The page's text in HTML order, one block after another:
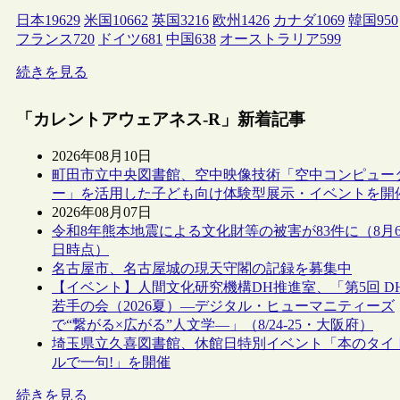
日本19629 米国 10662 英国3216 欧州 1426 カナダ1069 韓国950
フランス720 ドイツ681 中国638 オーストラリア599
続きを見る
「カレントアウェアネス-R」新着記事
2026年08月10日
町田市立中央図書館、空中映像技術「空中コンピュー
ー」を活用した子ども向け体験型展示・イベントを開
2026年08月07日
令和8年熊本地震による文化財等の被害が83件に（8月
日時点）
名古屋市、名古屋城の現天守閣の記録を募集中
【イベント】人間文化研究機構DH推進室、「第5回
若手の会（2026夏）―デジタル・ヒューマニティーズ
で“繋がる×広がる”人文学―」（8/24-25・大阪府）
埼玉県立久喜図書館、休館日特別イベント「本のタイ
ルで一句!」を開催
続きを見る